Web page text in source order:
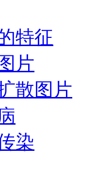
特征
片
散图片
染